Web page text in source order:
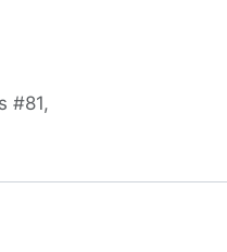
#81,